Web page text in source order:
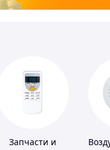
Запчасти и